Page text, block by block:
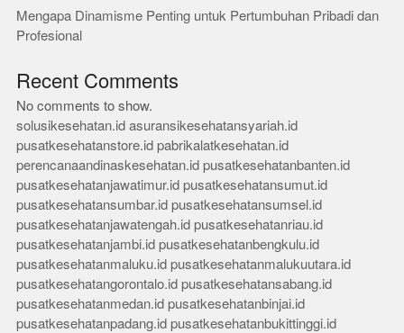
Mengapa Dinamisme Penting untuk Pertumbuhan Pribadi dan
Profesional
Recent Comments
No comments to show.
solusikesehatan.id asuransikesehatansyariah.id
pusatkesehatanstore.id pabrikalatkesehatan.id
perencanaandinaskesehatan.id pusatkesehatanbanten.id
pusatkesehatanjawatimur.id pusatkesehatansumut.id
pusatkesehatansumbar.id pusatkesehatansumsel.id
pusatkesehatanjawatengah.id pusatkesehatanriau.id
pusatkesehatanjambi.id pusatkesehatanbengkulu.id
pusatkesehatanmaluku.id pusatkesehatanmalukuutara.id
pusatkesehatangorontalo.id pusatkesehatansabang.id
pusatkesehatanmedan.id pusatkesehatanbinjai.id
pusatkesehatanpadang.id pusatkesehatanbukittinggi.id